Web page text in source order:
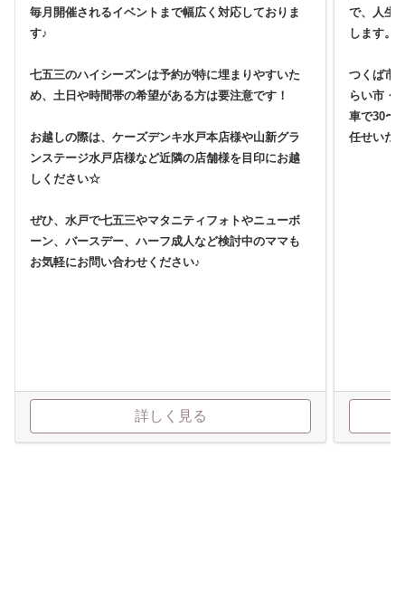
毎月開催されるイベントまで幅広く対応しておりま
す♪
七五三のハイシーズンは予約が特に埋まりやすいた
め、土日や時間帯の希望がある方は要注意です！
お越しの際は、ケーズデンキ水戸本店様や山新グラ
ンステージ水戸店様など近隣の店舗様を目印にお越
しください☆
ぜひ、水戸で七五三やマタニティフォトやニューボ
ーン、バースデー、ハーフ成人など検討中のママも
お気軽にお問い合わせください♪
詳しく見る
で、人生
します。
つくば市
らい市・
車で30〜
任せいた